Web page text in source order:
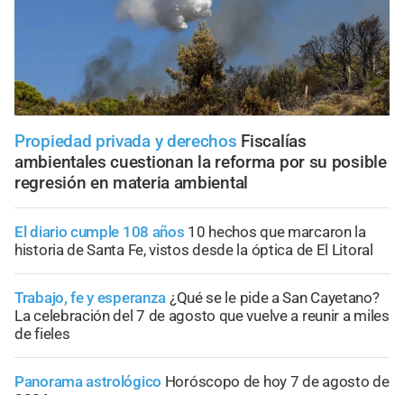
Propiedad privada y derechos Fiscalías
ambientales cuestionan la reforma por su posible
regresión en materia ambiental
El diario cumple 108 años 10 hechos que marcaron la
historia de Santa Fe, vistos desde la óptica de El Litoral
Trabajo, fe y esperanza ¿Qué se le pide a San Cayetano?
La celebración del 7 de agosto que vuelve a reunir a miles
de fieles
Panorama astrológico Horóscopo de hoy 7 de agosto de